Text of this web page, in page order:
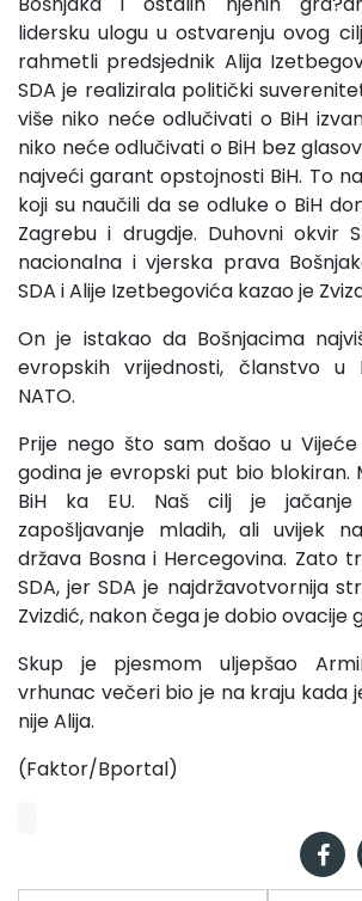
lidersku ulogu u ostvarenju ovog
rahmetli predsjednik Alija
SDA je realizirala politički
više niko neće odlučivati o BiH
niko neće odlučivati o BiH bez
najveći garant opstojnosti BiH. To
koji su naučili da se odluke o BiH
Zagrebu i drugdje. Duhovni okvir
nacionalna i vjerska prava
SDA i Alije Izetbegovića kazao je
On je istakao da Bošnjacima
evropskih vrijednosti, članstvo u
NATO.
Prije nego što sam došao u
godina je evropski put bio blokiran.
BiH ka EU. Naš cilj je jačanje
zapošljavanje mladih, ali uvijek
država Bosna i Hercegovina. Zato
SDA, jer SDA je najdržavotvornija
Zvizdić, nakon čega je dobio ovacije
Skup je pjesmom uljepšao
vrhunac večeri bio je na kraju kada
nije Alija.
(Faktor/Bportal)